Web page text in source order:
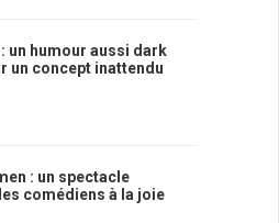
: un humour aussi dark
un concept inattendu
: un spectacle
comédiens à la joie